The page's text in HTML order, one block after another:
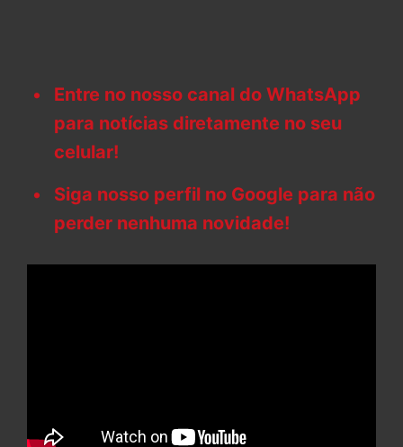
Entre no nosso canal do WhatsApp
para notícias diretamente no seu
celular!
Siga nosso perfil no Google para não
perder nenhuma novidade!